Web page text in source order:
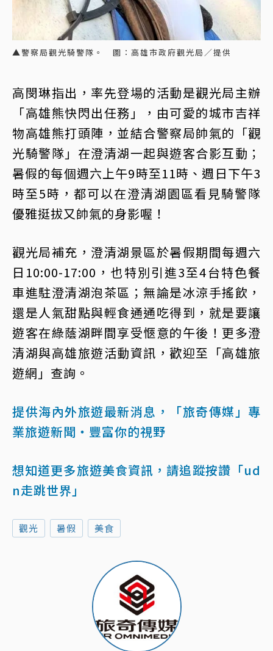
▲警察局觀光騎警隊。 圖：高雄市政府觀光局／提供
高閔琳指出，率先登場的活動是觀光局主辦
「高雄熊快閃出任務」，由可愛的城市吉祥
物高雄熊打頭陣，並結合警察局帥氣的「觀
光騎警隊」在澄清湖一起與遊客合影互動；
暑假的每個週六上午9時至11時、週日下午3
時至5時，都可以在澄清湖園區看見騎警隊
優雅挺拔又帥氣的身影喔！
觀光局補充，澄清湖景區於暑假期間每週六
日10:00-17:00，也特別引進3至4台特色餐
車進駐澄清湖泡茶區；無論是冰涼手搖飲，
還是人氣甜點與輕食通通吃得到，就是要讓
遊客在綠蔭湖畔間享受愜意的午後！更多澄
清湖與高雄旅遊活動資訊，歡迎至「高雄旅
遊網」查詢。
提供海內外旅遊最新消息，「旅奇傳媒」專
業旅遊新聞‧豐富你的視野
想知道更多旅遊美食資訊，請追蹤按讚「ud
n走跳世界」
觀光 暑假 美食